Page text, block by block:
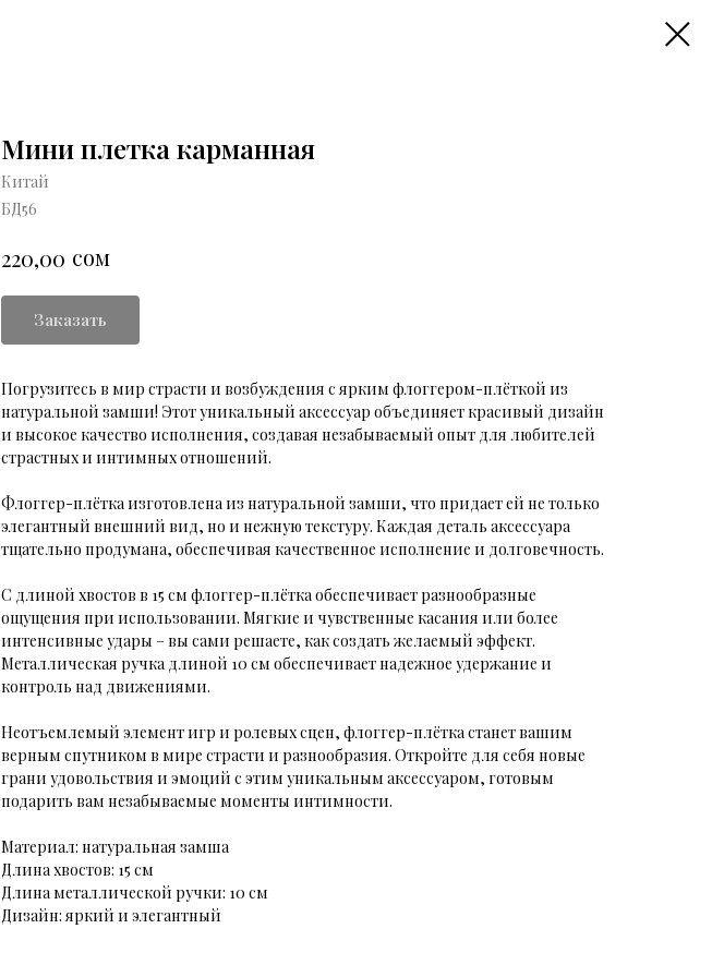
Мини плетка карманная
Китай
БД56
220,00 сом
Заказать
Погрузитесь в мир страсти и возбуждения с ярким флоггером-плёткой из
натуральной замши! Этот уникальный аксессуар объединяет красивый дизайн
и высокое качество исполнения, создавая незабываемый опыт для любителей
страстных и интимных отношений.
Флоггер-плётка изготовлена из натуральной замши, что придает ей не только
элегантный внешний вид, но и нежную текстуру. Каждая деталь аксессуара
тщательно продумана, обеспечивая качественное исполнение и долговечность.
С длиной хвостов в 15 см флоггер-плётка обеспечивает разнообразные
ощущения при использовании. Мягкие и чувственные касания или более
интенсивные удары – вы сами решаете, как создать желаемый эффект.
Металлическая ручка длиной 10 см обеспечивает надежное удержание и
контроль над движениями.
Неотъемлемый элемент игр и ролевых сцен, флоггер-плётка станет вашим
верным спутником в мире страсти и разнообразия. Откройте для себя новые
грани удовольствия и эмоций с этим уникальным аксессуаром, готовым
подарить вам незабываемые моменты интимности.
Материал: натуральная замша
Длина хвостов: 15 см
Длина металлической ручки: 10 см
Дизайн: яркий и элегантный